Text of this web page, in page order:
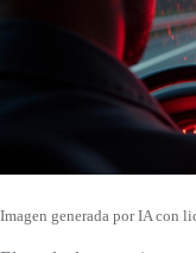
Imagen generada por IA con